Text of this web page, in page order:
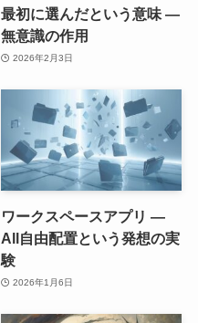
最初に選んだという意味 ―
無意識の作用
2026年2月3日
ワークスペースアプリ ―
All自由配置という発想の実
験
2026年1月6日